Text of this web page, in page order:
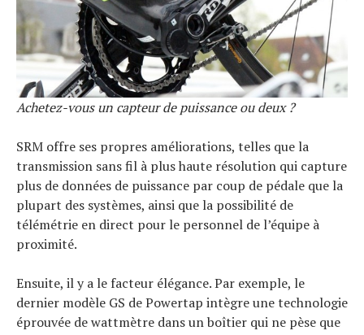
Achetez-vous un capteur de puissance ou deux ?
SRM offre ses propres améliorations, telles que la
transmission sans fil à plus haute résolution qui capture
plus de données de puissance par coup de pédale que la
plupart des systèmes, ainsi que la possibilité de
télémétrie en direct pour le personnel de l’équipe à
proximité.
Ensuite, il y a le facteur élégance. Par exemple, le
dernier modèle GS de Powertap intègre une technologie
éprouvée de wattmètre dans un boîtier qui ne pèse que